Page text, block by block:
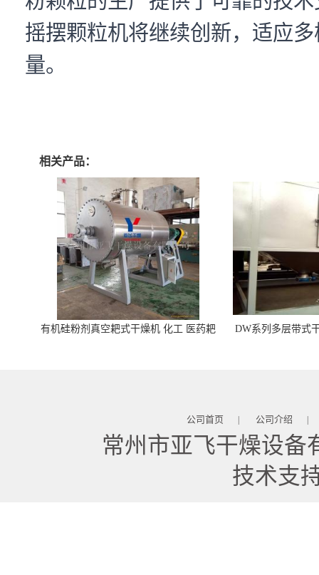
摇摆颗粒机将继续创新，适应
量。
相关产品：
有机硅粉剂真空耙式干燥机 化工 医药耙
DW系列多层带式
公司首页 | 公司介绍 |
常州市亚飞干燥设备
技术支